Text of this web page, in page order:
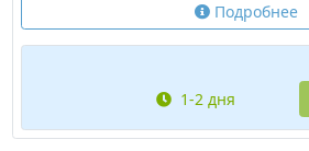
Подробнее
1-2 дня